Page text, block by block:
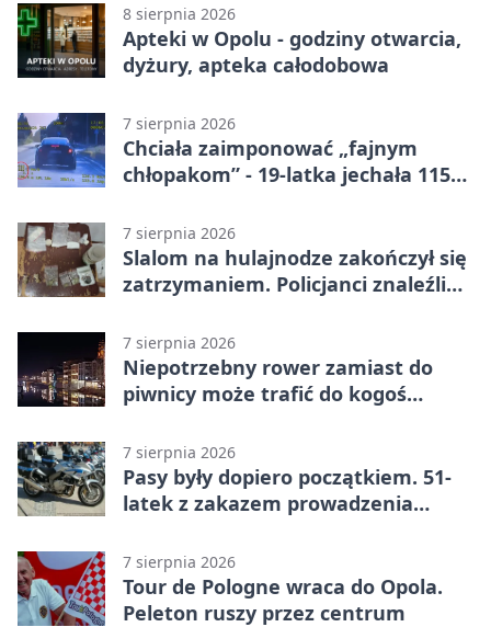
ligi
8 sierpnia 2026
Apteki w Opolu - godziny otwarcia,
dyżury, apteka całodobowa
7 sierpnia 2026
Chciała zaimponować „fajnym
chłopakom” - 19-latka jechała 115
7 sierpnia 2026
Slalom na hulajnodze zakończył się
zatrzymaniem. Policjanci znaleźli
7 sierpnia 2026
Niepotrzebny rower zamiast do
piwnicy może trafić do kogoś
7 sierpnia 2026
Pasy były dopiero początkiem. 51-
latek z zakazem prowadzenia
7 sierpnia 2026
Tour de Pologne wraca do Opola.
Peleton ruszy przez centrum